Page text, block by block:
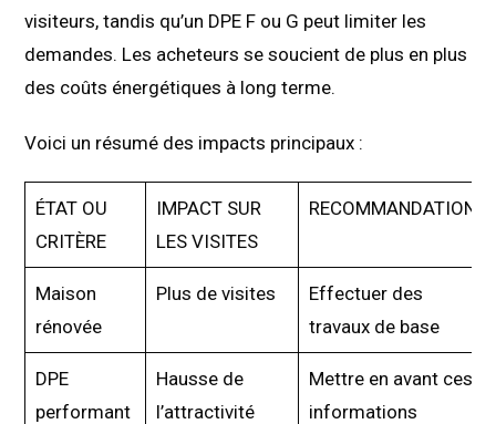
visiteurs, tandis qu’un DPE F ou G peut limiter les
demandes. Les acheteurs se soucient de plus en plus
des coûts énergétiques à long terme.
Voici un résumé des impacts principaux :
ÉTAT OU
CRITÈRE
IMPACT SUR
LES VISITES
RECOMMANDATION
Maison
rénovée
Plus de visites
Effectuer des
travaux de base
DPE
performant
Hausse de
l’attractivité
Mettre en avant ces
informations